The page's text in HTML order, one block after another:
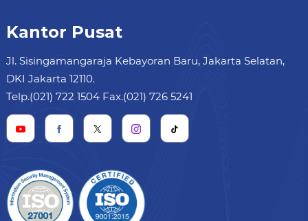
Kantor Pusat
Jl. Sisingamangaraja Kebayoran Baru, Jakarta Selatan,
DKI Jakarta 12110.
Telp.(021) 722 1504 Fax.(021) 726 5241